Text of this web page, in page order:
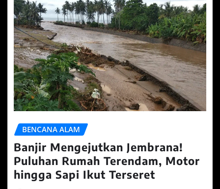
BENCANA ALAM
Banjir Mengejutkan Jembrana!
Puluhan Rumah Terendam, Motor
hingga Sapi Ikut Terseret